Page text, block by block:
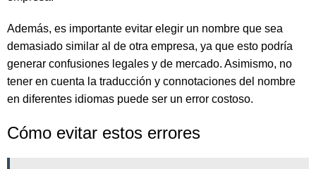
Además, es importante evitar elegir un nombre que sea
demasiado similar al de otra empresa, ya que esto podría
generar confusiones legales y de mercado. Asimismo, no
tener en cuenta la traducción y connotaciones del nombre
en diferentes idiomas puede ser un error costoso.
Cómo evitar estos errores